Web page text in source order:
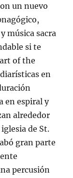
un nuevo
música sacra
si te
of the
en
en espiral y
alrededor
de St.
gran parte
percusión